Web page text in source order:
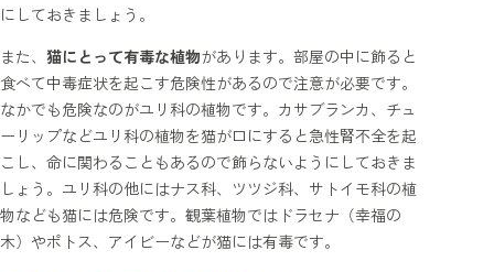
にしておきましょう。
また、 猫にとって有毒な植物があります。部屋の中に飾ると
食べて中毒症状を起こす危険性があるので注意が必要です。
なかでも危険なのがユリ科の植物です。カサブランカ、チュ
ーリップなどユリ科の植物を猫が口にすると急性腎不全を起
こし、命に関わることもあるので飾らないようにしておきま
しょう。ユリ科の他にはナス科、ツツジ科、サトイモ科の植
物なども猫には危険です。観葉植物ではドラセナ（幸福の
木）やポトス、アイビーなどが猫には有毒です。